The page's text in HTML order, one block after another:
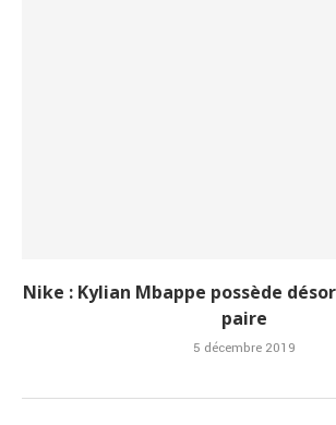
Nike : Kylian Mbappe possède
paire
5 décembre 2019